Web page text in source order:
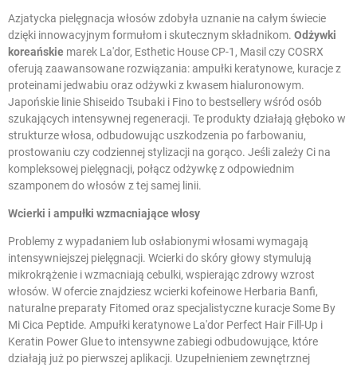
Azjatycka pielęgnacja włosów zdobyła uznanie na całym świecie
dzięki innowacyjnym formułom i skutecznym składnikom. Odżywki
koreańskie marek La'dor, Esthetic House CP-1, Masil czy COSRX
oferują zaawansowane rozwiązania: ampułki keratynowe, kuracje z
proteinami jedwabiu oraz odżywki z kwasem hialuronowym.
Japońskie linie Shiseido Tsubaki i Fino to bestsellery wśród osób
szukających intensywnej regeneracji. Te produkty działają głęboko w
strukturze włosa, odbudowując uszkodzenia po farbowaniu,
prostowaniu czy codziennej stylizacji na gorąco. Jeśli zależy Ci na
kompleksowej pielęgnacji, połącz odżywkę z odpowiednim
szamponem do włosów z tej samej linii.
Wcierki i ampułki wzmacniające włosy
Problemy z wypadaniem lub osłabionymi włosami wymagają
intensywniejszej pielęgnacji. Wcierki do skóry głowy stymulują
mikrokrążenie i wzmacniają cebulki, wspierając zdrowy wzrost
włosów. W ofercie znajdziesz wcierki kofeinowe Herbaria Banfi,
naturalne preparaty Fitomed oraz specjalistyczne kuracje Some By
Mi Cica Peptide. Ampułki keratynowe La'dor Perfect Hair Fill-Up i
Keratin Power Glue to intensywne zabiegi odbudowujące, które
działają już po pierwszej aplikacji. Uzupełnieniem zewnętrznej